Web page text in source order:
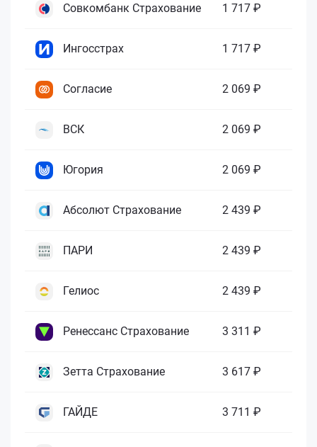
Совкомбанк Страхование 1 717 ₽
Ингосстрах 1 717 ₽
Согласие 2 069 ₽
ВСК 2 069 ₽
Югория 2 069 ₽
Абсолют Страхование 2 439 ₽
ПАРИ 2 439 ₽
Гелиос 2 439 ₽
Ренессанс Страхование 3 311 ₽
Зетта Страхование 3 617 ₽
ГАЙДЕ 3 711 ₽